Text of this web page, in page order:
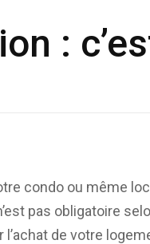
:
condo ou même
pas obligatoire
de votre